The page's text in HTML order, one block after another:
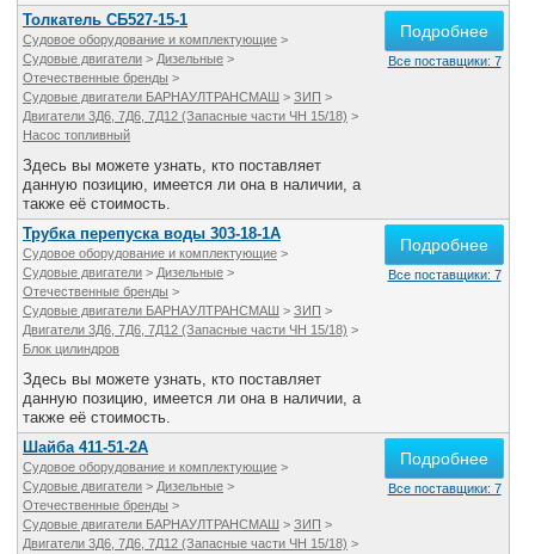
Толкатель СБ527-15-1
Судовое оборудование и комплектующие >
Судовые двигатели > Дизельные >
Отечественные бренды >
Судовые двигатели БАРНАУЛТРАНСМАШ > ЗИП >
Двигатели 3Д6, 7Д6, 7Д12 (Запасные части ЧН 15/18) >
Насос топливный
Здесь вы можете узнать, кто поставляет
данную позицию, имеется ли она в наличии, а
также её стоимость.
Подробнее
Все поставщики: 7
Трубка перепуска воды 303-18-1А
Судовое оборудование и комплектующие >
Судовые двигатели > Дизельные >
Отечественные бренды >
Судовые двигатели БАРНАУЛТРАНСМАШ > ЗИП >
Двигатели 3Д6, 7Д6, 7Д12 (Запасные части ЧН 15/18) >
Блок цилиндров
Здесь вы можете узнать, кто поставляет
данную позицию, имеется ли она в наличии, а
также её стоимость.
Подробнее
Все поставщики: 7
Шайба 411-51-2А
Судовое оборудование и комплектующие >
Судовые двигатели > Дизельные >
Отечественные бренды >
Судовые двигатели БАРНАУЛТРАНСМАШ > ЗИП >
Двигатели 3Д6, 7Д6, 7Д12 (Запасные части ЧН 15/18) >
Подробнее
Все поставщики: 7